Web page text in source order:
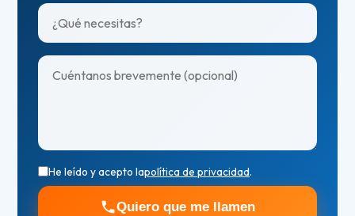
He leído y acepto lapolítica de privacidad.
Quiero que me llamen